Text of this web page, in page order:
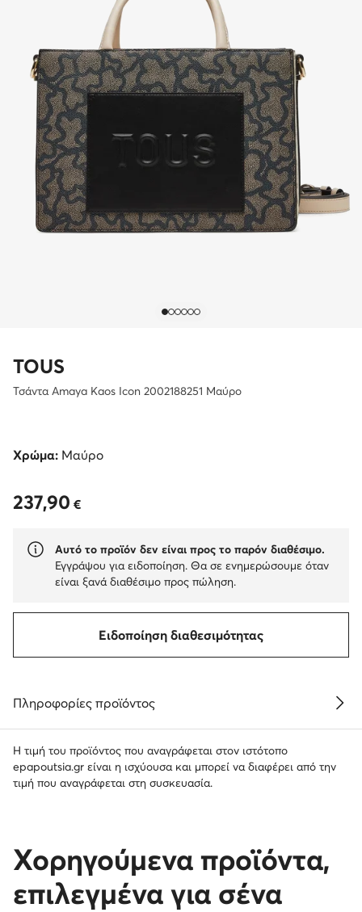
TOUS
Τσάντα Amaya Kaos Icon 2002188251 Μαύρο
Χρώμα: Μαύρο
237,90 €
237,90 €
Αυτό το προϊόν δεν είναι προς το παρόν διαθέσιμο.
Εγγράψου για ειδοποίηση. Θα σε ενημερώσουμε όταν
είναι ξανά διαθέσιμο προς πώληση.
Ειδοποίηση διαθεσιμότητας
Πληροφορίες προϊόντος
Η τιμή του προϊόντος που αναγράφεται στον ιστότοπο
epapoutsia.gr είναι η ισχύουσα και μπορεί να διαφέρει από την
τιμή που αναγράφεται στη συσκευασία.
Χορηγούμενα προϊόντα,
επιλεγμένα για σένα